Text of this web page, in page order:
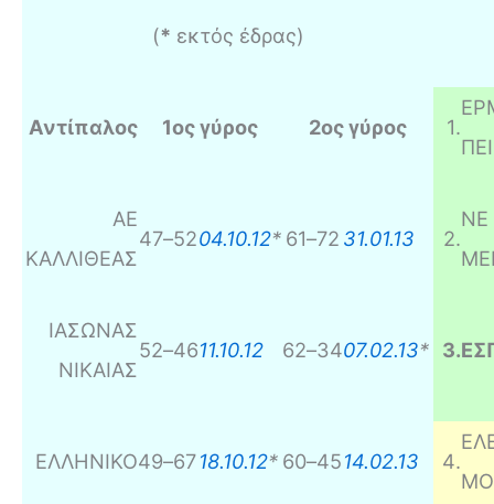
(* εκτός έδρας)
Αντίπαλος 1ος γύρος 2ος γύρος 1.
ΑΕ
ΚΑΛΛΙΘΕΑΣ
47–5204.10.12* 61–72 31.01.13 2.
ΝΕ
ΙΑΣΩΝΑΣ
ΝΙΚΑΙΑΣ
52–4611.10.12 62–3407.02.13* 3.
ΕΛΛΗΝΙΚΟ49–6718.10.12* 60–4514.02.13 4.